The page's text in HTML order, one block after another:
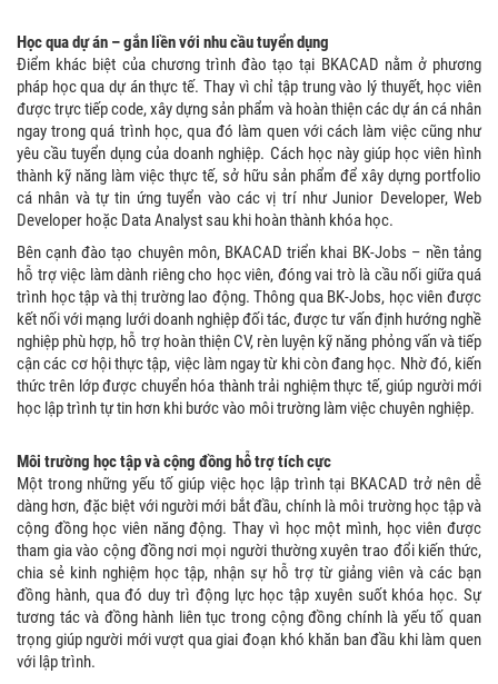
Học qua dự án – gắn liền với nhu cầu tuyển dụng
Điểm khác biệt của chương trình đào tạo tại BKACAD nằm ở phương
pháp học qua dự án thực tế. Thay vì chỉ tập trung vào lý thuyết, học viên
được trực tiếp code, xây dựng sản phẩm và hoàn thiện các dự án cá nhân
ngay trong quá trình học, qua đó làm quen với cách làm việc cũng như
yêu cầu tuyển dụng của doanh nghiệp. Cách học này giúp học viên hình
thành kỹ năng làm việc thực tế, sở hữu sản phẩm để xây dựng portfolio
cá nhân và tự tin ứng tuyển vào các vị trí như Junior Developer, Web
Developer hoặc Data Analyst sau khi hoàn thành khóa học.
Bên cạnh đào tạo chuyên môn, BKACAD triển khai BK-Jobs – nền tảng
hỗ trợ việc làm dành riêng cho học viên, đóng vai trò là cầu nối giữa quá
trình học tập và thị trường lao động. Thông qua BK-Jobs, học viên được
kết nối với mạng lưới doanh nghiệp đối tác, được tư vấn định hướng nghề
nghiệp phù hợp, hỗ trợ hoàn thiện CV, rèn luyện kỹ năng phỏng vấn và tiếp
cận các cơ hội thực tập, việc làm ngay từ khi còn đang học. Nhờ đó, kiến
thức trên lớp được chuyển hóa thành trải nghiệm thực tế, giúp người mới
học lập trình tự tin hơn khi bước vào môi trường làm việc chuyên nghiệp.
Môi trường học tập và cộng đồng hỗ trợ tích cực
Một trong những yếu tố giúp việc học lập trình tại BKACAD trở nên dễ
dàng hơn, đặc biệt với người mới bắt đầu, chính là môi trường học tập và
cộng đồng học viên năng động. Thay vì học một mình, học viên được
tham gia vào cộng đồng nơi mọi người thường xuyên trao đổi kiến thức,
chia sẻ kinh nghiệm học tập, nhận sự hỗ trợ từ giảng viên và các bạn
đồng hành, qua đó duy trì động lực học tập xuyên suốt khóa học. Sự
tương tác và đồng hành liên tục trong cộng đồng chính là yếu tố quan
trọng giúp người mới vượt qua giai đoạn khó khăn ban đầu khi làm quen
với lập trình.